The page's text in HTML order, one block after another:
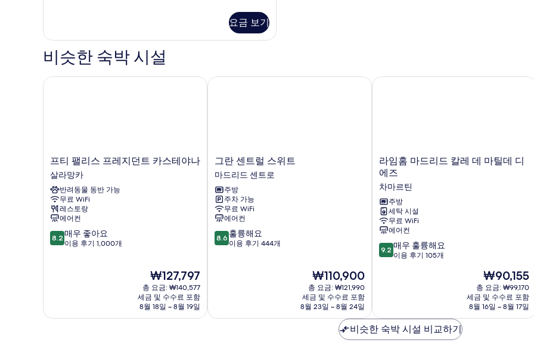
세
보
요금 보기
비슷한 숙박 시설
프
티
팰
리
스
프
레
지
던
살
프티 팰리스 프레지던트 카스테야나
살라망카
반려동물 동반 가능
무료 WiFi
레스토랑
에어컨
10
점
우
8.2 매우 좋아요
이용 후기 1,000개
현
재
요
금
₩127,797
₩127,797
총 요금: ₩140,577
세금 및 수수료 포함
8월 18일 ~ 8월 19일
프티 팰리스 프레지던트 카스테야나
그
란
센
트
럴
스
위
트
마
그란 센트럴 스위트
마드리드 센트로
주방
주차 가능
무료 WiFi
에어컨
10
점
륭
8.6 훌륭해요
이용 후기 444개
현
재
요
금
₩110,900
₩110,900
총 요금: ₩121,990
세금 및 수수료 포함
8월 23일 ~ 8월 24일
그란 센트럴 스위트
라
임
홈
마
드
리
드
칼
레
데
즈
차
마
라임홈 마드리드 칼레 데 마틸데 디
에즈
차마르틴
주방
세탁 시설
무료 WiFi
에어컨
10
점
매
우
훌
9.2 매우 훌륭해요
이용 후기 105개
현
재
요
금
₩90,155
₩90,155
총 요금: ₩99,170
세금 및 수수료 포함
8월 16일 ~ 8월 17일
라임홈 마드리드 칼레 데 마틸데 디에
비슷한 숙박 시설 비교하기